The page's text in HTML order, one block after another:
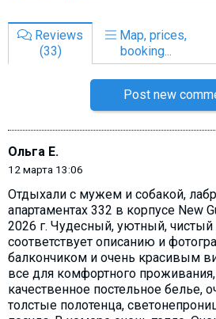
Reviews
(33)
Map, prices,
booking...
Post new
Ольга Е.
12 марта 13:06
Отдыхали с мужем и собакой,
апартаментах 332 в корпусе New
2026 г. Чудесный, уютный,
соответствует описанию и
балкончиком и очень красивым
все для комфортного
качественное постельное белье,
толстые полотенца,